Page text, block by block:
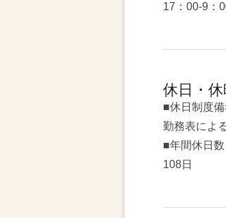
17：00-9：
休日・休
■休日制度
勤務表によ
■年間休日数
108日